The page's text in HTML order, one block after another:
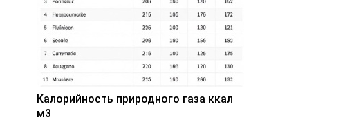
Калорийность природного газа ккал
м3